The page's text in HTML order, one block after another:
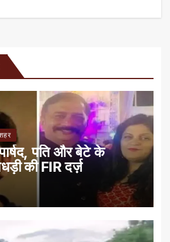
पति और बेटे के
की FIR दर्ज़